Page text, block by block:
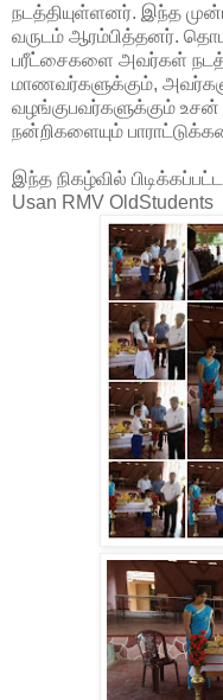
நடத்தியுள்ளனர். இந்த
வருடம் ஆரம்பித்தனர்.
பரீட்சைகளை அவர்கள்
மாணவர்களுக்கும்,
வழங்குபவர்களுக்கும்
நன்றிகளையும்
இந்த நிகழ்வில்
Usan RMV OldStudents